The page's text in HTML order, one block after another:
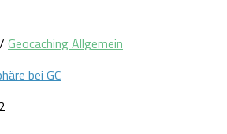
/ Geocaching Allgemein
bei GC